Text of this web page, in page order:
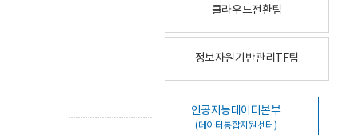
클라우드전환팀
정보자원기반관리TF팀
인공지능데이터본부
(데이터통합지원센터)